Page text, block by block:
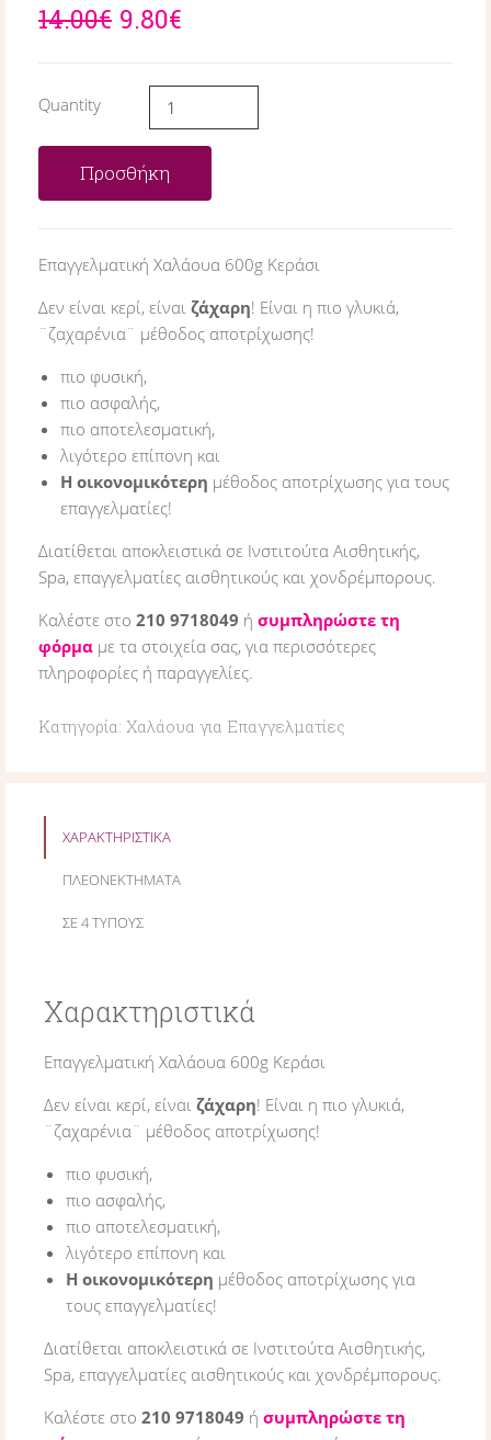
14.00€ 9.80€
Quantity
Προσθήκη
Επαγγελματική Χαλάουα 600g Κεράσι
Δεν είναι κερί, είναι ζάχαρη! Είναι η πιο γλυκιά,
¨ζαχαρένια¨ μέθοδος αποτρίχωσης!
πιο φυσική,
πιο ασφαλής,
πιο αποτελεσματική,
λιγότερο επίπονη και
Η οικονομικότερη μέθοδος αποτρίχωσης για τους
επαγγελματίες!
Διατίθεται αποκλειστικά σε Ινστιτούτα Αισθητικής,
Spa, επαγγελματίες αισθητικούς και χονδρέμπορους.
Καλέστε στο 210 9718049 ή συμπληρώστε τη
φόρμα με τα στοιχεία σας, για περισσότερες
πληροφορίες ή παραγγελίες.
Κατηγορία: Χαλάουα για Επαγγελματίες
ΧΑΡΑΚΤΗΡΙΣΤΙΚΑ
ΠΛΕΟΝΕΚΤΗΜΑΤΑ
ΣΕ 4 ΤΥΠΟΥΣ
Χαρακτηριστικά
Επαγγελματική Χαλάουα 600g Κεράσι
Δεν είναι κερί, είναι ζάχαρη! Είναι η πιο γλυκιά,
¨ζαχαρένια¨ μέθοδος αποτρίχωσης!
πιο φυσική,
πιο ασφαλής,
πιο αποτελεσματική,
λιγότερο επίπονη και
Η οικονομικότερη μέθοδος αποτρίχωσης για
τους επαγγελματίες!
Διατίθεται αποκλειστικά σε Ινστιτούτα Αισθητικής,
Spa, επαγγελματίες αισθητικούς και χονδρέμπορους.
Καλέστε στο 210 9718049 ή συμπληρώστε τη